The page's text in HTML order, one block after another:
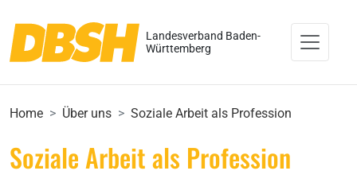
Landesverband Baden-
Württemberg
Home Über uns Soziale Arbeit als Profession
Soziale Arbeit als Profession